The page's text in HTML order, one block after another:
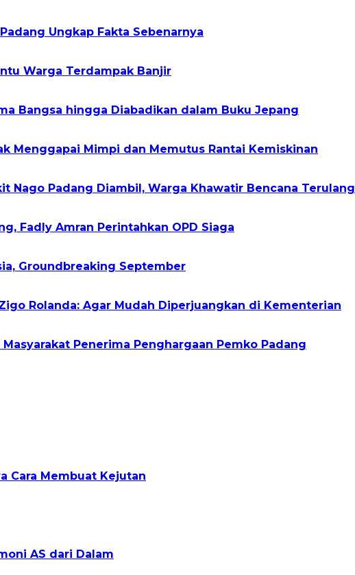
Ungkap Fakta Sebenarnya
Warga Terdampak Banjir
Bangsa hingga Diabadikan dalam Buku Jepang
Menggapai Mimpi dan Memutus Rantai Kemiskinan
Nago Padang Diambil, Warga Khawatir Bencana Terulang
Fadly Amran Perintahkan OPD Siaga
Groundbreaking September
Rolanda: Agar Mudah Diperjuangkan di Kementerian
Penerima Penghargaan Pemko Padang
Cara Membuat Kejutan
AS dari Dalam